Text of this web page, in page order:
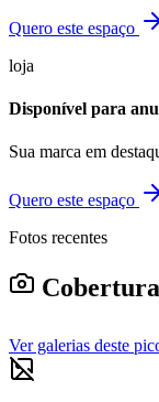
Quero este espaço
loja
Disponível para
Sua marca em
Quero este espaço
Fotos recentes
Ver galerias deste